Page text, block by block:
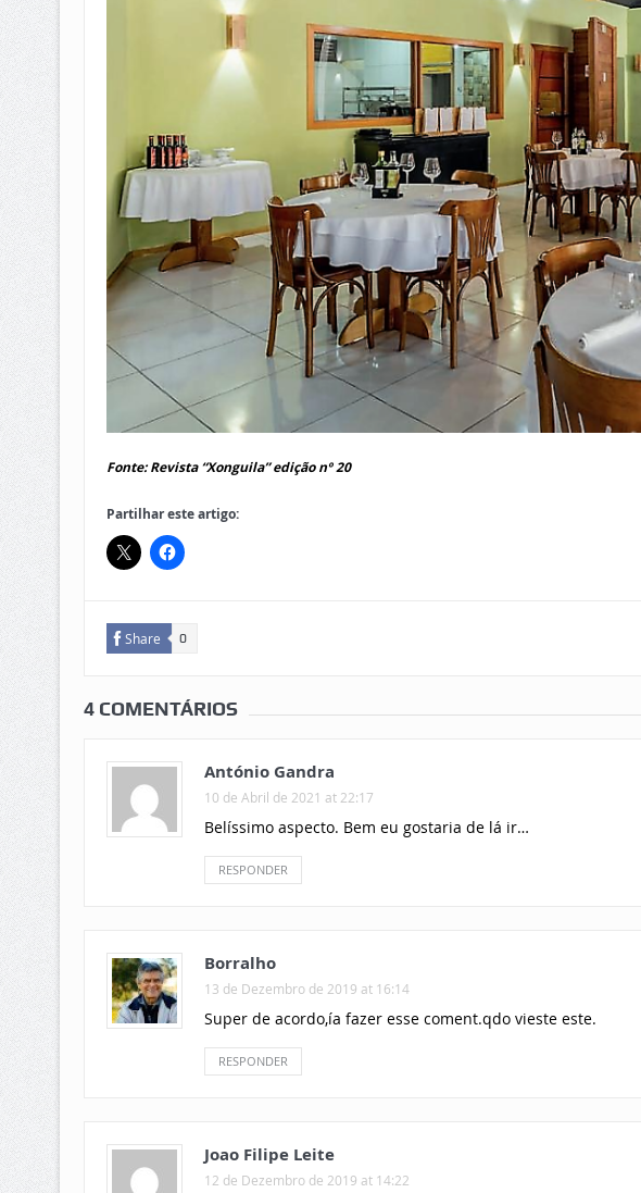
Fonte: Revista “Xonguila” edição nº 20
Partilhar este artigo:
Share 0
4 COMENTÁRIOS
António Gandra
10 de Abril de 2021 at 22:17
Belíssimo aspecto. Bem eu gostaria de lá ir…
RESPONDER
Borralho
13 de Dezembro de 2019 at 16:14
Super de acordo,ía fazer esse coment.qdo vieste este.
RESPONDER
Joao Filipe Leite
12 de Dezembro de 2019 at 14:22